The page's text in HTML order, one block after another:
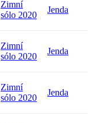
Zimní
sólo 2020
Jenda
Zimní
sólo 2020
Jenda
Zimní
sólo 2020
Jenda